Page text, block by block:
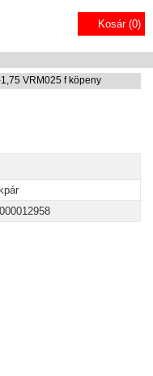
Kosár (0)
VRM025 f köpeny